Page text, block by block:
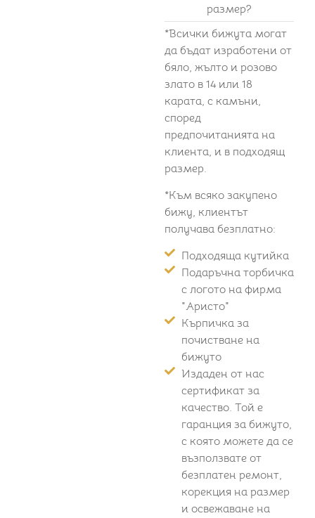
размер?
*Всички бижута могат
да бъдат изработени от
бяло, жълто и розово
злато в 14 или 18
карата, с камъни,
според
предпочитанията на
клиента, и в подходящ
размер.
*Към всяко закупено
бижу, клиентът
получава безплатно:
Подходяща кутийка
Подаръчна торбичка
с логото на фирма
"Аристо"
Кърпичка за
почистване на
бижуто
Издаден от нас
сертификат за
качество. Той е
гаранция за бижуто,
с която можете да се
възползвате от
безплатен ремонт,
корекция на размер
и освежаване на